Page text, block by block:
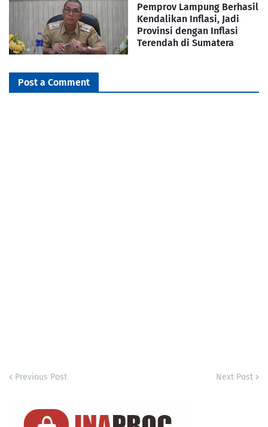
Pemprov Lampung Berhasil
Kendalikan Inflasi, Jadi
Provinsi dengan Inflasi
Terendah di Sumatera
Post a Comment
Previous Post Next Post